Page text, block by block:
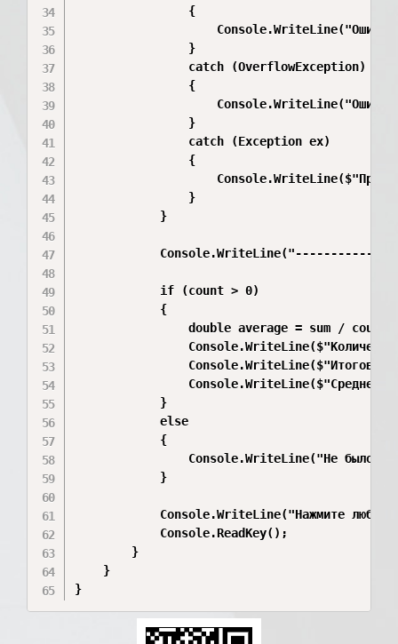
                {
                }
                catch (OverflowException)
                {
                }
                catch (Exception ex)
                {
                }
            }
            if (count > 0)
            {
                double average = sum / count;
Console.WriteLine($"Итоговая
Console.WriteLine($"Среднее
            }
            else
            {
Console.WriteLine("Не было
            }
Console.WriteLine("Нажмите любую
            Console.ReadKey();
        }
    }
}